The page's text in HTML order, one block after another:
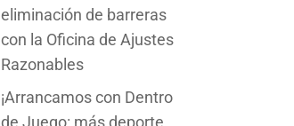
eliminación de barreras
con la Oficina de Ajustes
Razonables
¡Arrancamos con Dentro
de Juego: más deporte,